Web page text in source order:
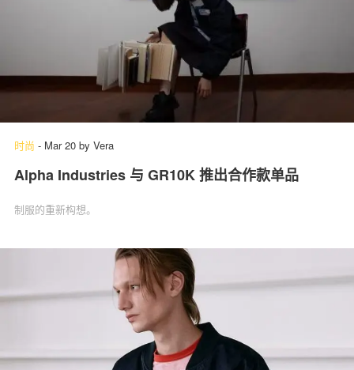
时尚 - Mar 20 by Vera
Alpha Industries 与 GR10K 推出合作款单品
制服的重新构想。